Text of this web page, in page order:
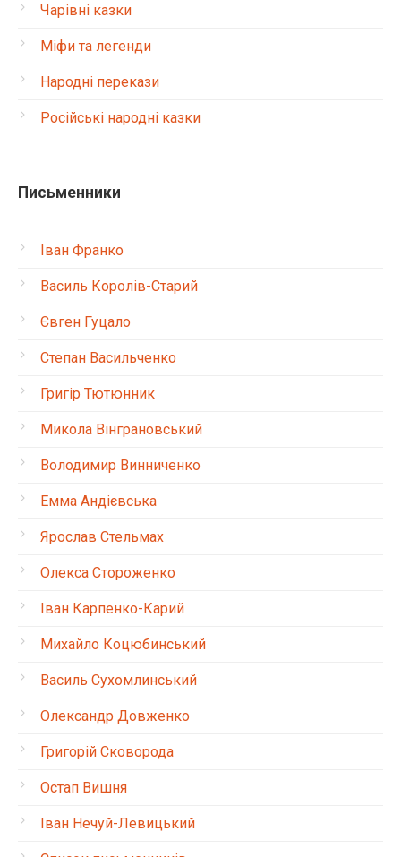
Чарівні казки
Міфи та легенди
Народні перекази
Російські народні казки
Письменники
Іван Франко
Василь Королів-Старий
Євген Гуцало
Степан Васильченко
Григір Тютюнник
Микола Вінграновський
Володимир Винниченко
Емма Андієвська
Ярослав Стельмах
Олекса Стороженко
Іван Карпенко-Карий
Михайло Коцюбинський
Василь Сухомлинський
Олександр Довженко
Григорій Сковорода
Остап Вишня
Іван Нечуй-Левицький